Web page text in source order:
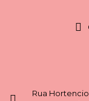
Rua Hortencio